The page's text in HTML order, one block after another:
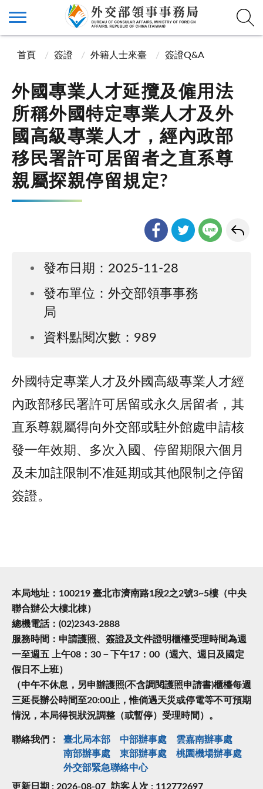
首頁 簽證 外籍人士來臺 簽證Q&A
外國專業人才延攬及僱用法
所稱外國特定專業人才及外
國高級專業人才，經內政部
移民署許可居留者之直系尊
親屬探親停留規定?
發布日期：2025-11-28
發布單位：外交部領事事務
局
資料點閱次數：989
外國特定專業人才及外國高級專業人才經
內政部移民署許可居留或永久居留者，其
直系尊親屬得向外交部或駐外館處申請核
發一年效期、多次入國、停留期限六個月
及未加註限制不准延期或其他限制之停留
簽證。
本局地址：100219 臺北市濟南路1段2之2號3~5樓（中央
聯合辦公大樓北棟）
總機電話：(02)2343-2888
服務時間：申請護照、簽證及文件證明櫃檯受理時間為週
一至週五 上午08：30－下午17：00（週六、週日及國定
假日不上班）
（中午不休息，另申辦護照(不含調閱護照申請書)櫃檯每週
三延長辦公時間至20:00止，惟倘遇天災或停電等不可預期
情況，本局得視狀況調整（或暫停）受理時間）。
聯絡我們： 臺北局本部 中部辦事處
雲嘉南辦事處
南部辦事處
東部辦事處
桃園機場辦事處
外交部緊急聯絡中⼼
更新日期 : 2026-08-07 訪客人次 : 112772697